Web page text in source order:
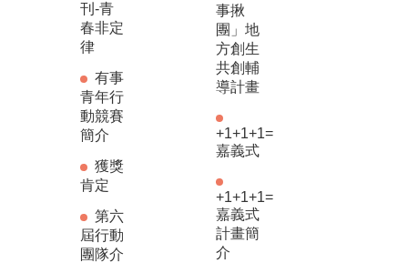
刊-青
春非定
律
有事
青年行
動競賽
簡介
獲獎
肯定
第六
屆行動
團隊介
事揪
團」地
方創生
共創輔
導計畫
+1+1+1=
嘉義式
+1+1+1=
嘉義式
計畫簡
介